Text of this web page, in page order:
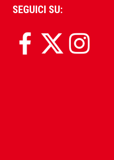
SEGUICI SU: